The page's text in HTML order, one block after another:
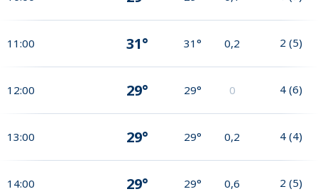
11:00 31° 31° 0,2 2 (5)
12:00 29° 29° 0 4 (6)
13:00 29° 29° 0,2 4 (4)
14:00 29° 29° 0,6 2 (5)